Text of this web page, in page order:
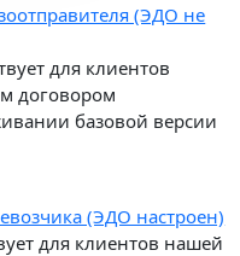
(ЭДО не
для клиентов
договором
базовой версии
(ЭДО настроен)
для клиентов нашей